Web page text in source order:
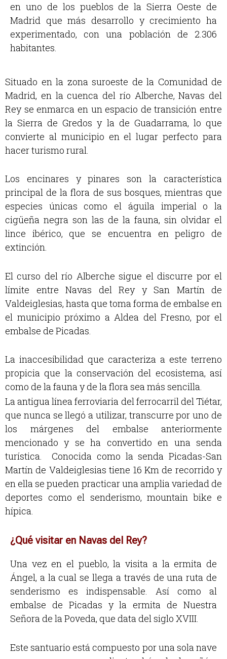
en uno de los pueblos de la Sierra Oeste de
Madrid que más desarrollo y crecimiento ha
experimentado, con una población de 2.306
habitantes.
Situado en la zona suroeste de la Comunidad de
Madrid, en la cuenca del río Alberche, Navas del
Rey se enmarca en un espacio de transición entre
la Sierra de Gredos y la de Guadarrama, lo que
convierte al municipio en el lugar perfecto para
hacer turismo rural.
Los encinares y pinares son la característica
principal de la flora de sus bosques, mientras que
especies únicas como el águila imperial o la
cigüeña negra son las de la fauna, sin olvidar el
lince ibérico, que se encuentra en peligro de
extinción.
El curso del río Alberche sigue el discurre por el
límite entre Navas del Rey y San Martín de
Valdeiglesias, hasta que toma forma de embalse en
el municipio próximo a Aldea del Fresno, por el
embalse de Picadas.
La inaccesibilidad que caracteriza a este terreno
propicia que la conservación del ecosistema, así
como de la fauna y de la flora sea más sencilla.
La antigua línea ferroviaria del ferrocarril del Tiétar,
que nunca se llegó a utilizar, transcurre por uno de
los márgenes del embalse anteriormente
mencionado y se ha convertido en una senda
turística. Conocida como la senda Picadas-San
Martín de Valdeiglesias tiene 16 Km de recorrido y
en ella se pueden practicar una amplia variedad de
deportes como el senderismo, mountain bike e
hípica.
¿Qué visitar en Navas del Rey?
Una vez en el pueblo, la visita a la ermita de
Ángel, a la cual se llega a través de una ruta de
senderismo es indispensable. Así como al
embalse de Picadas y la ermita de Nuestra
Señora de la Poveda, que data del siglo XVIII.
Este santuario está compuesto por una sola nave